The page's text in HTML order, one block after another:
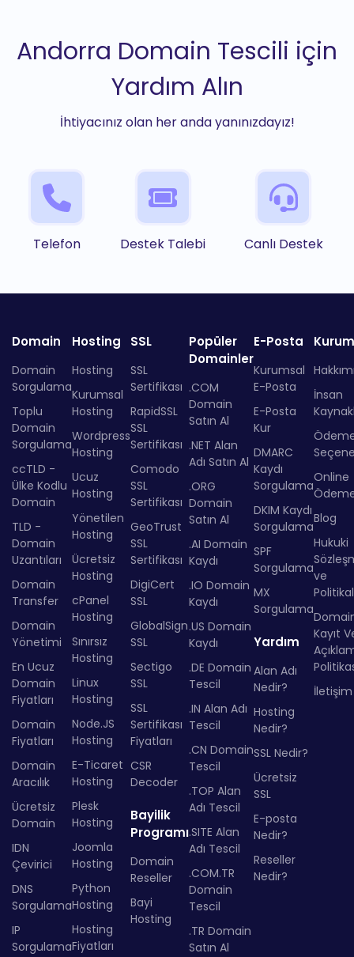
Andorra Domain Tescili için
Yardım Alın
İhtiyacınız olan her anda yanınızdayız!
Telefon Destek Talebi Canlı Destek
Domain
Domain
Sorgulama
Toplu
Domain
Sorgulama
ccTLD -
Ülke Kodlu
Domain
TLD -
Domain
Uzantıları
Domain
Transfer
Domain
Yönetimi
En Ucuz
Domain
Fiyatları
Domain
Fiyatları
Domain
Aracılık
Ücretsiz
Domain
IDN
Çevirici
DNS
Sorgulama
IP
Sorgulama
Hosting
Hosting
Kurumsal
Hosting
Wordpress
Hosting
Ucuz
Hosting
Yönetilen
Hosting
Ücretsiz
Hosting
cPanel
Hosting
Sınırsız
Hosting
Linux
Hosting
Node.JS
Hosting
E-Ticaret
Hosting
Plesk
Hosting
Joomla
Hosting
Python
Hosting
Hosting
Fiyatları
SSL
SSL
Sertifikası
RapidSSL
SSL
Sertifikası
Comodo
SSL
Sertifikası
GeoTrust
SSL
Sertifikası
DigiCert
SSL
GlobalSign
SSL
Sectigo
SSL
SSL
Sertifikası
Fiyatları
CSR
Decoder
Bayilik
Programı
Domain
Reseller
Bayi
Hosting
Popüler
Domainler
.COM
Domain
Satın Al
.NET Alan
Adı Satın Al
.ORG
Domain
Satın Al
.AI Domain
Kaydı
.IO Domain
Kaydı
.US Domain
Kaydı
.DE Domain
Tescil
.IN Alan Adı
Tescil
.CN Domain
Tescil
.TOP Alan
Adı Tescil
.SITE Alan
Adı Tescil
.COM.TR
Domain
Tescil
.TR Domain
Satın Al
E-Posta
Kurumsal
E-Posta
E-Posta
Kur
DMARC
Kaydı
Sorgulama
DKIM Kaydı
Sorgulama
SPF
Sorgulama
MX
Sorgulama
Yardım
Alan Adı
Nedir?
Hosting
Nedir?
SSL Nedir?
Ücretsiz
SSL
E-posta
Nedir?
Reseller
Nedir?
İnsan
Online
Blog
Hukuki
ve
Kayıt
İletişim